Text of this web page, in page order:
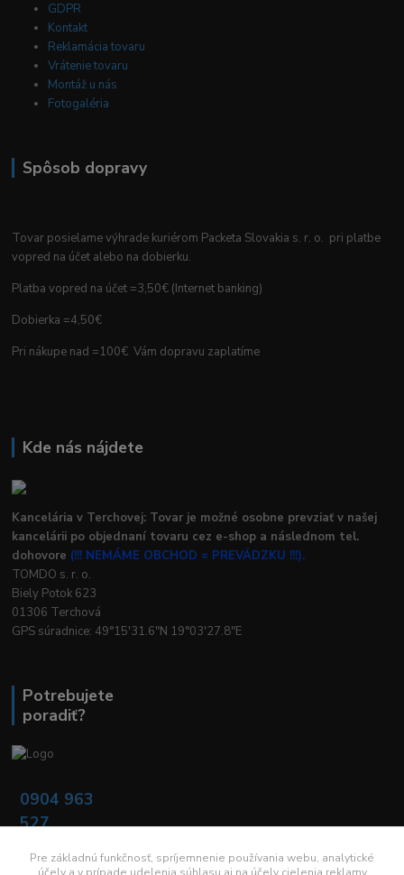
GDPR
Kontakt
Reklamácia tovaru
Vrátenie tovaru
Montáž u nás
Fotogaléria
Spôsob dopravy
Tovar posielame výhrade kuriérom Packeta Slovakia s. r. o. pri platbe
vopred na účet alebo na dobierku.
Platba vopred na účet =3,50€ (Internet banking)
Dobierka =4,50€
Pri nákupe nad =100€ Vám dopravu zaplatíme
Kde nás nájdete
Kancelária v Terchovej: Tovar je možné osobne prevziať v našej
kancelárii po objednaní tovaru cez e-shop a následnom tel.
dohovore (!!! NEMÁME OBCHOD = PREVÁDZKU !!!).
TOMDO s. r. o.
Biely Potok 623
01306 Terchová
GPS súradnice: 49°15'31.6"N 19°03'27.8"E
Potrebujete
poradiť?
0904 963
527
16:00
Pre základnú funkčnosť, spríjemnenie používania webu, analytické